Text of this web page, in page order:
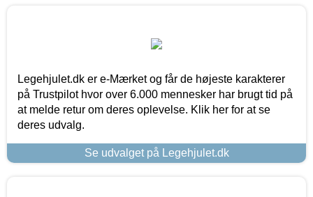
Legehjulet.dk er e-Mærket og får de højeste karakterer
på Trustpilot hvor over 6.000 mennesker har brugt tid på
at melde retur om deres oplevelse. Klik her for at se
deres udvalg.
Se udvalget på Legehjulet.dk